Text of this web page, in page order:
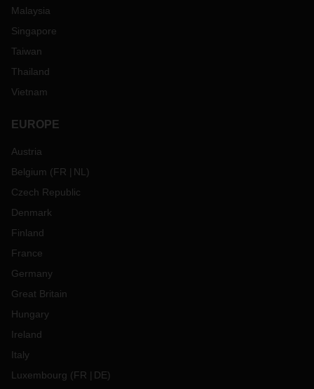
Malaysia
Singapore
Taiwan
Thailand
Vietnam
EUROPE
Austria
Belgium (FR NL )
Czech Republic
Denmark
Finland
France
Germany
Great Britain
Hungary
Ireland
Italy
Luxembourg (FR DE)